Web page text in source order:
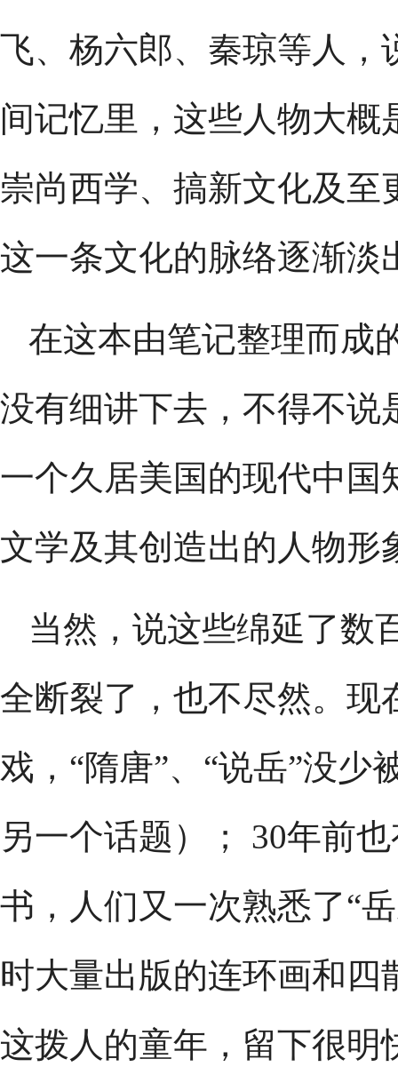
飞、杨六郎、秦琼等人，
间记忆里，这些人物大
崇尚西学、搞新文化及
这一条文化的脉络逐渐淡
在这本由笔记整理而成
没有细讲下去，不得不说
一个久居美国的现代中国
文学及其创造出的人物形
当然，说这些绵延了数
全断裂了，也不尽然。现
戏，“隋唐”、“说岳”没
另一个话题）； 30年前
书，人们又一次熟悉了“
时大量出版的连环画和
这拨人的童年，留下很明